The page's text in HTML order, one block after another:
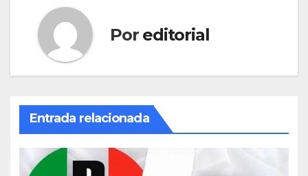
Por editorial
Entrada relacionada